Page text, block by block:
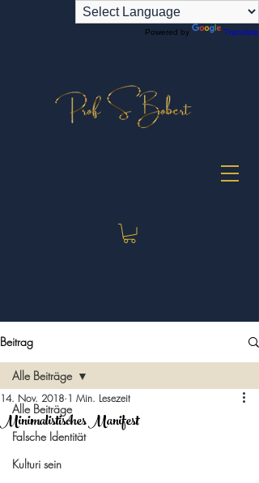
Powered by Translate
Beitrag
Alle Beiträge
Falsche Identität
Kulturi sein
Alle Beiträge
Minimalistisches Manifest
14. Nov. 2018 1 Min. Lesezeit